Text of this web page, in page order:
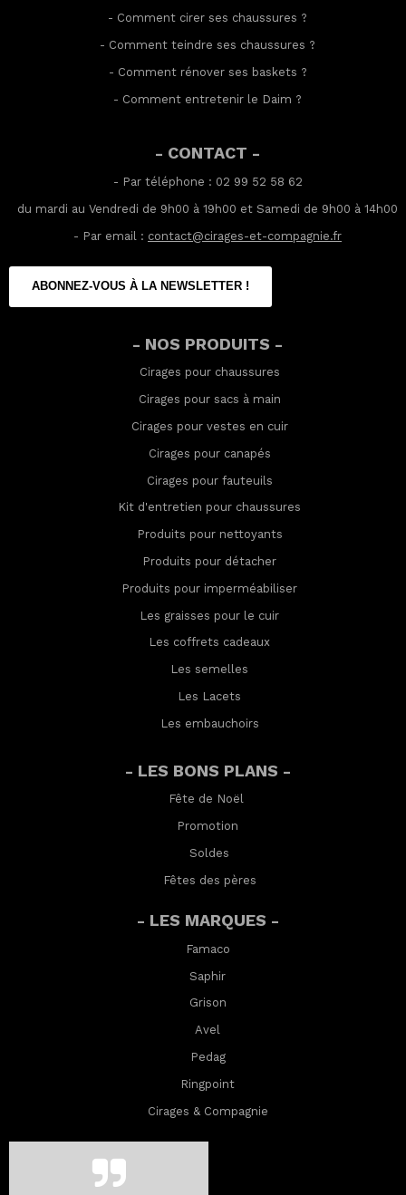
- Comment cirer ses chaussures ?
- Comment teindre ses chaussures ?
- Comment rénover ses baskets ?
- Comment entretenir le Daim ?
- CONTACT -
- Par téléphone : 02 99 52 58 62
du mardi au Vendredi de 9h00 à 19h00 et Samedi de 9h00 à 14h00
- Par email : contact@cirages-et-compagnie.fr
ABONNEZ-VOUS À LA NEWSLETTER !
- NOS PRODUITS -
Cirages pour chaussures
Cirages pour sacs à main
Cirages pour vestes en cuir
Cirages pour canapés
Cirages pour fauteuils
Kit d'entretien pour chaussures
Produits pour nettoyants
Produits pour détacher
Produits pour imperméabiliser
Les graisses pour le cuir
Les coffrets cadeaux
Les semelles
Les Lacets
Les embauchoirs
- LES BONS PLANS -
Fête de Noël
Promotion
Soldes
Fêtes des pères
- LES MARQUES -
Famaco
Saphir
Grison
Avel
Pedag
Ringpoint
Cirages & Compagnie